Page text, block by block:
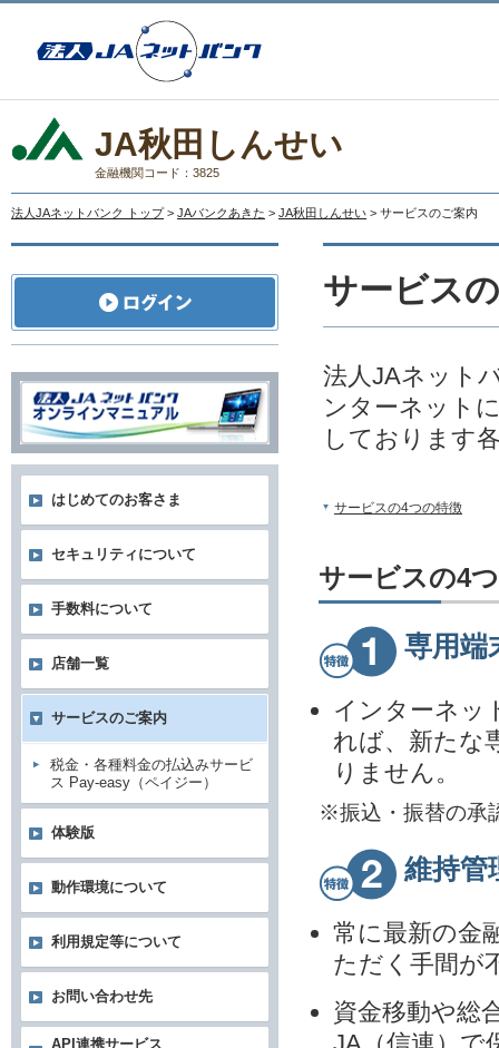
JA秋田しんせい
金融機関コード：3825
法人JAネットバンク トップ > JAバンクあきた > JA秋田しんせい > サービスのご案内
サービス
法人JAネット
ンターネット
しております
サービスの4つの特徴
サービスの4
専用端
インターネッ
れば、新たな
りません。
※振込・振替の承
維持管
常に最新の金
ただく手間が
資金移動や総
はじめてのお客さま
セキュリティについて
手数料について
店舗一覧
サービスのご案内
税金・各種料金の払込みサービ
ス Pay-easy（ペイジー）
体験版
動作環境について
利用規定等について
お問い合わせ先
API連携サービス